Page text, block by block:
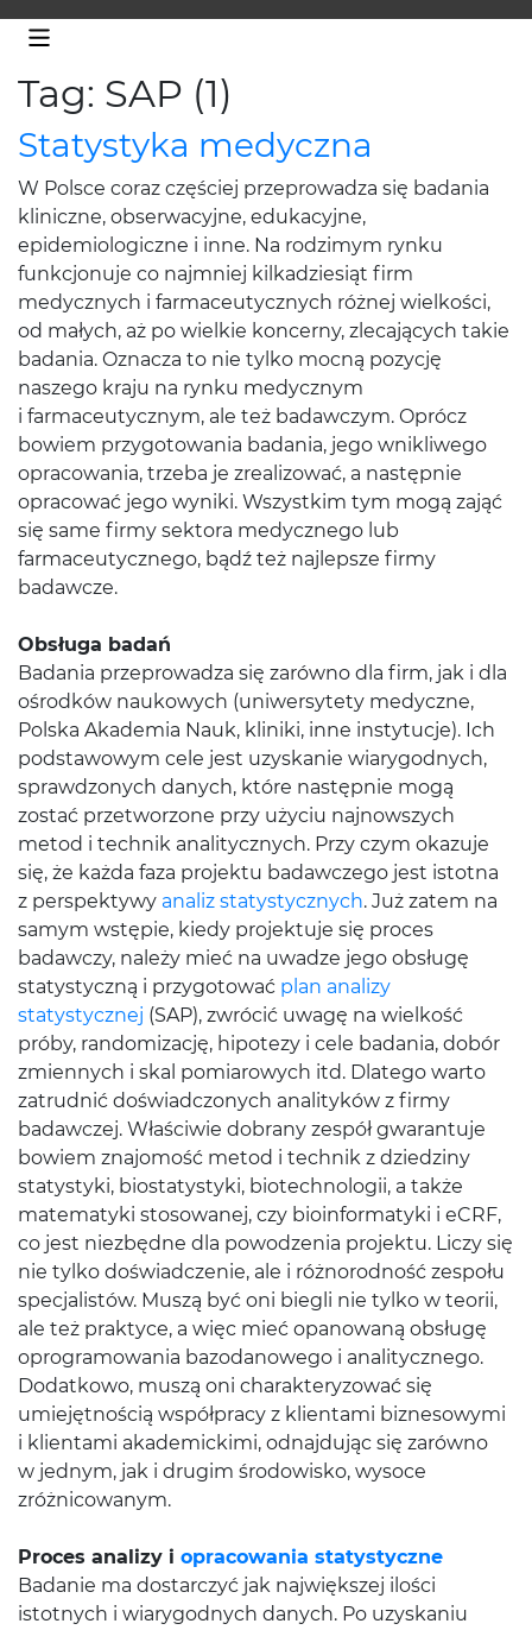
Tag: SAP (1)
Statystyka medyczna
W Polsce coraz częściej przeprowadza się badania
kliniczne, obserwacyjne, edukacyjne,
epidemiologiczne i inne. Na rodzimym rynku
funkcjonuje co najmniej kilkadziesiąt firm
medycznych i farmaceutycznych różnej wielkości,
od małych, aż po wielkie koncerny, zlecających takie
badania. Oznacza to nie tylko mocną pozycję
naszego kraju na rynku medycznym
i farmaceutycznym, ale też badawczym. Oprócz
bowiem przygotowania badania, jego wnikliwego
opracowania, trzeba je zrealizować, a następnie
opracować jego wyniki. Wszystkim tym mogą zająć
się same firmy sektora medycznego lub
farmaceutycznego, bądź też najlepsze firmy
badawcze.
Obsługa badań
Badania przeprowadza się zarówno dla firm, jak i dla
ośrodków naukowych (uniwersytety medyczne,
Polska Akademia Nauk, kliniki, inne instytucje). Ich
podstawowym cele jest uzyskanie wiarygodnych,
sprawdzonych danych, które następnie mogą
zostać przetworzone przy użyciu najnowszych
metod i technik analitycznych. Przy czym okazuje
się, że każda faza projektu badawczego jest istotna
z perspektywy analiz statystycznych. Już zatem na
samym wstępie, kiedy projektuje się proces
badawczy, należy mieć na uwadze jego obsługę
statystyczną i przygotować plan analizy
statystycznej (SAP), zwrócić uwagę na wielkość
próby, randomizację, hipotezy i cele badania, dobór
zmiennych i skal pomiarowych itd. Dlatego warto
zatrudnić doświadczonych analityków z firmy
badawczej. Właściwie dobrany zespół gwarantuje
bowiem znajomość metod i technik z dziedziny
statystyki, biostatystyki, biotechnologii, a także
matematyki stosowanej, czy bioinformatyki i eCRF,
co jest niezbędne dla powodzenia projektu. Liczy się
nie tylko doświadczenie, ale i różnorodność zespołu
specjalistów. Muszą być oni biegli nie tylko w teorii,
ale też praktyce, a więc mieć opanowaną obsługę
oprogramowania bazodanowego i analitycznego.
Dodatkowo, muszą oni charakteryzować się
umiejętnością współpracy z klientami biznesowymi
i klientami akademickimi, odnajdując się zarówno
w jednym, jak i drugim środowisko, wysoce
zróżnicowanym.
Proces analizy i opracowania statystyczne
Badanie ma dostarczyć jak największej ilości
istotnych i wiarygodnych danych. Po uzyskaniu